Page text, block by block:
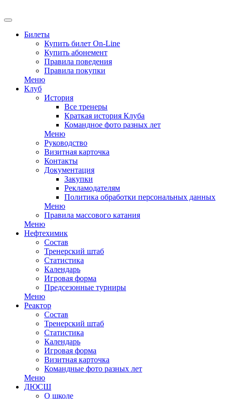
Билеты
Купить билет On-Line
Купить абонемент
Правила поведения
Правила покупки
Меню
Клуб
История
Все тренеры
Краткая история Клуба
Командное фото разных лет
Меню
Руководство
Визитная карточка
Контакты
Документация
Закупки
Рекламодателям
Политика обработки персональных данных
Меню
Правила массового катания
Меню
Нефтехимик
Состав
Тренерский штаб
Статистика
Календарь
Игровая форма
Предсезонные турниры
Меню
Реактор
Состав
Тренерский штаб
Статистика
Календарь
Игровая форма
Визитная карточка
Командные фото разных лет
Меню
ДЮСШ
О школе